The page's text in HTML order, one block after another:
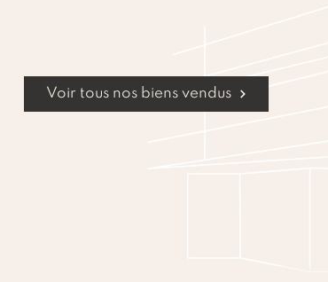
Voir tous nos biens vendus